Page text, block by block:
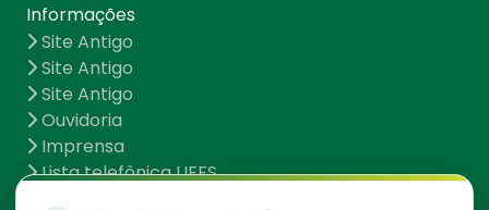
Informações
Site Antigo
Site Antigo
Site Antigo
Ouvidoria
Imprensa
Lista telefônica UFFS